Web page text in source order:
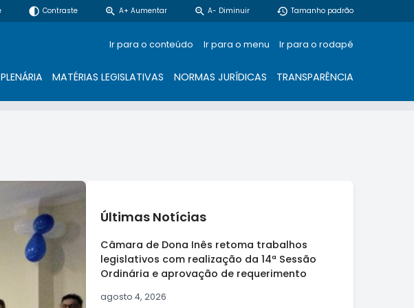
contrast Contraste zoom_in A+ Aumentar zoom_out A- Diminuir restore Tamanho padrão
Ir para o conteúdo Ir para o menu Ir para o rodapé
MATÉRIAS LEGISLATIVAS NORMAS JURÍDICAS TRANSPARÊNCIA
Últimas Notícias
Câmara de Dona Inês retoma trabalhos
legislativos com realização da 14ª Sessão
Ordinária e aprovação de requerimento
agosto 4, 2026